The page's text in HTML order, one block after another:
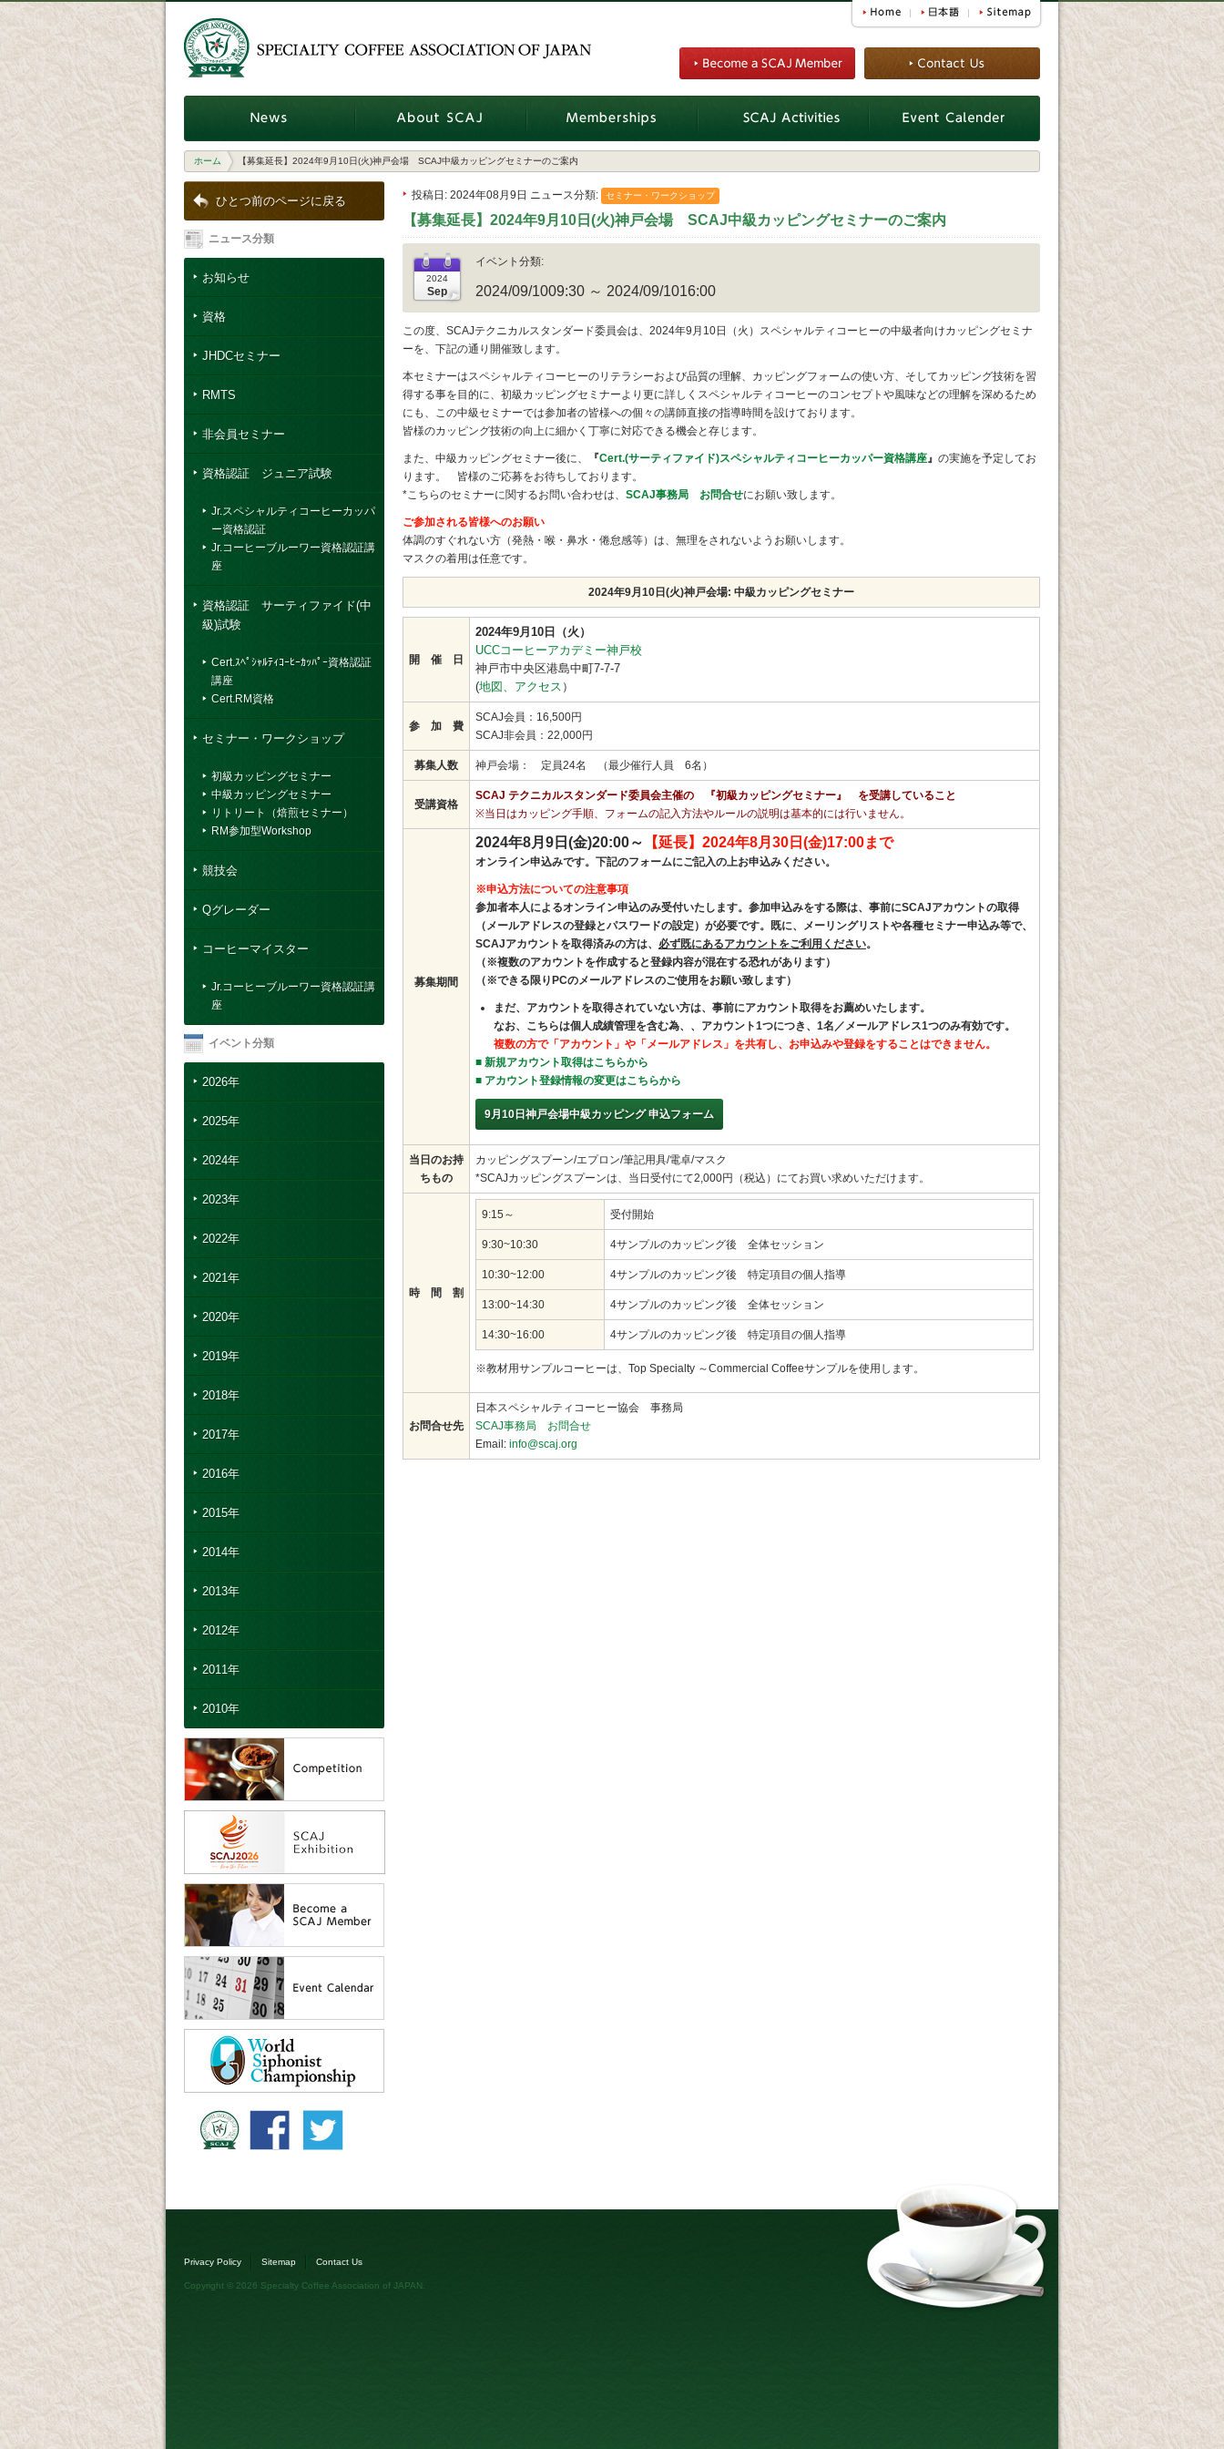
ホーム 【募集延長】2024年9月10日(火)神戸会場 SCAJ中級カッピングセミナーのご案内
投稿日 2024年08月9日 ニュース分類 セミナー・ワークショップ
【募集延長】2024年9月10日(火)神戸会場 SCAJ中級カッピングセミナーのご案内
イベント分類
2024/09/1009:30 ～ 2024/09/1016:00
この度、SCAJテクニカルスタンダード委員会は、2024年9月10日（火）スペシャルティコーヒーの中級者向けカッピングセミナ
ーを、下記の通り開催致します。
本セミナーはスペシャルティコーヒーのリテラシーおよび品質の理解、カッピングフォームの使い方、そしてカッピング技術を習
得する事を目的に、初級カッピングセミナーより更に詳しくスペシャルティコーヒーのコンセプトや風味などの理解を深めるため
にも、この中級セミナーでは参加者の皆様への個々の講師直接の指導時間を設けております。
皆様のカッピング技術の向上に細かく丁寧に対応できる機会と存じます。
また、中級カッピングセミナー後に、 『Cert.(サーティファイド)スペシャルティコーヒーカッパー資格講座』 の実施を予定してお
ります。 皆様のご応募をお待ちしております。
*こちらのセミナーに関するお問い合わせは、 SCAJ事務局 お問合せにお願い致します。
ご参加される皆様へのお願い
体調のすぐれない方（発熱・喉・鼻水・倦怠感等）は、無理をされないようお願いします。
マスクの着用は任意です。
2024年9月10日(火)神戸会場: 中級カッピングセミナー
開 催 日
2024年9月10日（火）
UCCコーヒーアカデミー神戸校
神戸市中央区港島中町7-7-7
(地図、アクセス ）
参 加 費
SCAJ会員：16,500円
SCAJ非会員：22,000円
募集人数 神戸会場： 定員24名 （最少催行人員 6名）
受講資格
SCAJ テクニカルスタンダード委員会主催の 『初級カッピングセミナー』 を受講していること
※当日はカッピング手順、フォームの記入方法やルールの説明は基本的には行いません。
募集期間
2024年8月9日(金)20:00～ 【延長】2024年8月30日(金)17:00まで
オンライン申込みです。下記のフォームにご記入の上お申込みください。
※申込方法についての注意事項
参加者本人によるオンライン申込のみ受付いたします。参加申込みをする際は、事前にSCAJアカウントの取得
（メールアドレスの登録とパスワードの設定）が必要です。既に、メーリングリストや各種セミナー申込み等で、
SCAJアカウントを取得済みの方は、 必ず既にあるアカウント をご利用ください。
（※複数のアカウントを作成すると登録内容が混在する恐れがあります）
（※できる限りPCのメールアドレスのご使用をお願い致します）
まだ、アカウントを取得されていない方は、事前にアカウント取得をお薦めいたします。
なお、こちらは個人成績管理を含む為、 、アカウント1つにつき、1名／メールアドレス1つのみ有効です。
複数の方で「アカウント」や「メールアドレス」を共有し、お申込みや登録をすることはできません。
■ 新規アカウント取得はこちらから
■ アカウント登録情報の変更はこちらから
9月10日神戸会場中級カッピング 申込フォーム
当日のお持
ちもの
カッピングスプーン/エプロン/筆記用具/電卓/マスク
*SCAJカッピングスプーンは、当日受付にて2,000円（税込）にてお買い求めいただけます。
時 間 割
9:15～ 受付開始
9:30~10:30 4サンプルのカッピング後 全体セッション
10:30~12:00 4サンプルのカッピング後 特定項目の個人指導
13:00~14:30 4サンプルのカッピング後 全体セッション
14:30~16:00 4サンプルのカッピング後 特定項目の個人指導
※教材用サンプルコーヒーは、Top Specialty ～Commercial Coffeeサンプルを使用します。
お問合せ先
日本スペシャルティコーヒー協会 事務局
SCAJ事務局 お問合せ
Email: info@scaj.org
ひとつ前のページに戻る
ニュース分類
お知らせ
資格
JHDCセミナー
RMTS
非会員セミナー
資格認証 ジュニア試験
Jr.スペシャルティコーヒーカッパ
ー資格認証
Jr.コーヒーブルーワー資格認証講
座
資格認証 サーティファイド(中
級)試験
Cert.ｽﾍﾟｼｬﾙﾃｨｺｰﾋｰｶｯﾊﾟｰ資格認証
講座
Cert.RM資格
セミナー・ワークショップ
初級カッピングセミナー
中級カッピングセミナー
リトリート（焙煎セミナー）
RM参加型Workshop
競技会
Qグレーダー
コーヒーマイスター
Jr.コーヒーブルーワー資格認証講
座
イベント分類
2026年
2025年
2024年
2023年
2022年
2021年
2020年
2019年
2018年
2017年
2016年
2015年
2014年
2013年
2012年
2011年
2010年
Privacy Policy Sitemap Contact Us
Copyright © 2026 Specialty Coffee Association of JAPAN